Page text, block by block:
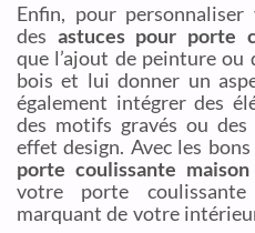
Enfin, pour
des astuces pour porte
que l’ajout de peinture
bois et lui donner un
également intégrer des
des motifs gravés ou
effet design. Avec les bons
porte coulissante maison
votre porte
marquant de votre